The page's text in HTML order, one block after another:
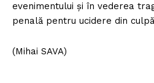
evenimentului şi în vederea
penală pentru ucidere din
(Mihai SAVA)